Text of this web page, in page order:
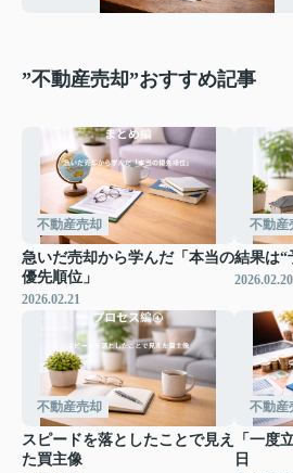
”不動産売却”おすすめ記事
不動産売却
急いだ売却から学んだ「本当の
優先順位」
2026.02.21
不動産
結果は“
2026.02.20
不動産売却
スピードを落としたことで見え
た買主像
不動産
「一度
日